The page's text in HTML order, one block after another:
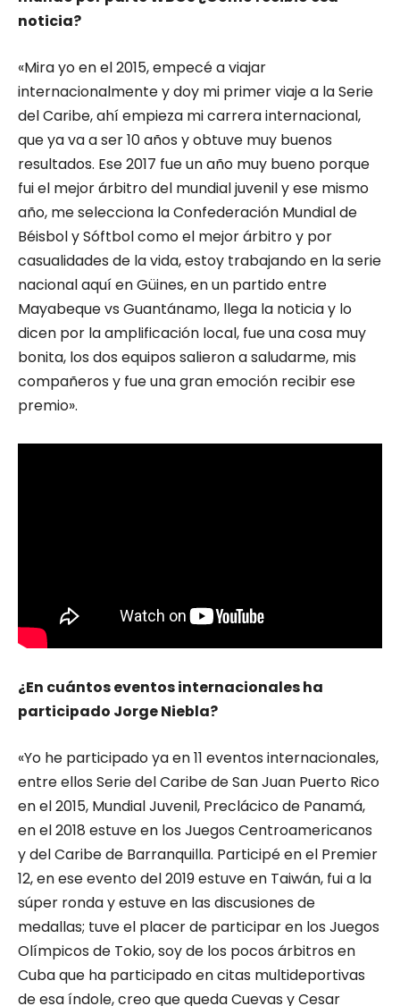
noticia?
«Mira yo en el 2015, empecé a viajar
internacionalmente y doy mi primer viaje a la Serie
del Caribe, ahí empieza mi carrera internacional,
que ya va a ser 10 años y obtuve muy buenos
resultados. Ese 2017 fue un año muy bueno porque
fui el mejor árbitro del mundial juvenil y ese mismo
año, me selecciona la Confederación Mundial de
Béisbol y Sóftbol como el mejor árbitro y por
casualidades de la vida, estoy trabajando en la serie
nacional aquí en Güines, en un partido entre
Mayabeque vs Guantánamo, llega la noticia y lo
dicen por la amplificación local, fue una cosa muy
bonita, los dos equipos salieron a saludarme, mis
compañeros y fue una gran emoción recibir ese
premio».
¿En cuántos eventos internacionales ha
participado Jorge Niebla?
«Yo he participado ya en 11 eventos internacionales,
entre ellos Serie del Caribe de San Juan Puerto Rico
en el 2015, Mundial Juvenil, Preclácico de Panamá,
en el 2018 estuve en los Juegos Centroamericanos
y del Caribe de Barranquilla. Participé en el Premier
12, en ese evento del 2019 estuve en Taiwán, fui a la
súper ronda y estuve en las discusiones de
medallas; tuve el placer de participar en los Juegos
Olímpicos de Tokio, soy de los pocos árbitros en
Cuba que ha participado en citas multideportivas
de esa índole, creo que queda Cuevas y Cesar